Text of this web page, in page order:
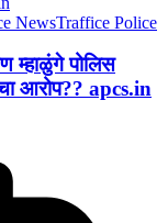
NewsTraffice Police
म्हाळुंगे पोलिस
आरोप?? apcs.in